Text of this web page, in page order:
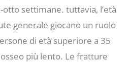
settimane. tuttavia, l’età
generale giocano un ruolo
di età superiore a 35
più lento. Le fratture